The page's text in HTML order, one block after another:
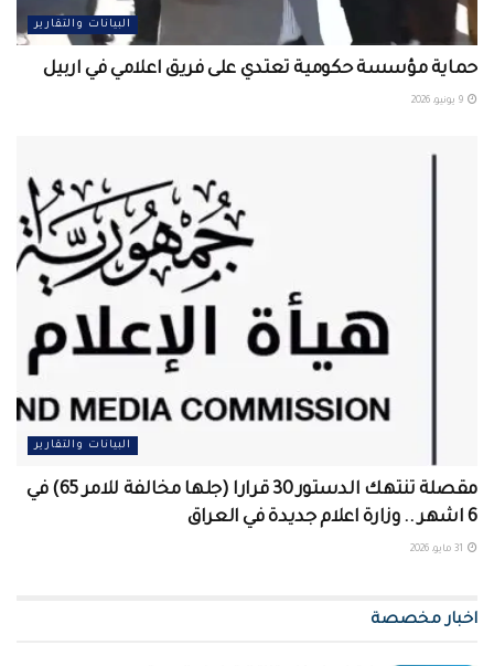
البيانات والتقارير
حماية مؤسسة حكومية تعتدي على فريق اعلامي في اربيل ‏
البيانات والتقارير
مقصلة تنتهك الدستور 30 قرارا (جلها مخالفة للامر 65) في
6 اشهر .. وزارة اعلام جديدة في العراق
اخبار مخصصة